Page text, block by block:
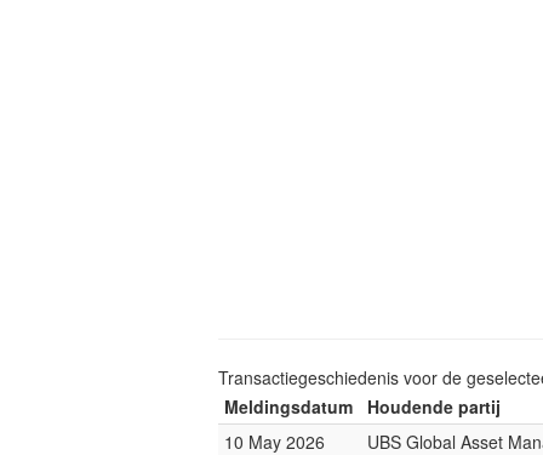
Transactiegeschiedenis voor de
Meldingsdatum
Houdende partij
10 May 2026
UBS Global Asset